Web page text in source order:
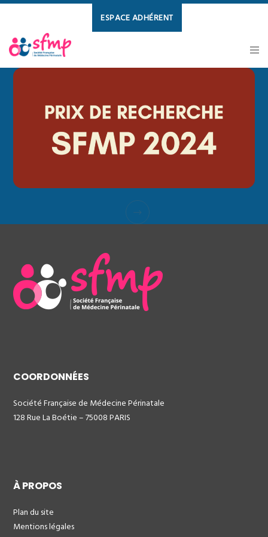
ESPACE ADHÉRENT
COORDONNÉES
Société Française de Médecine Périnatale
128 Rue La Boétie – 75008 PARIS
À PROPOS
Plan du site
Mentions légales